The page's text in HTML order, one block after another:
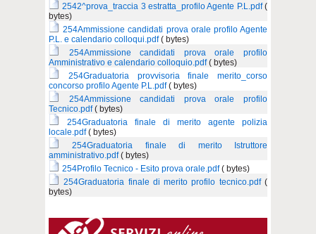
2542^prova_traccia 3 estratta_profilo Agente P.L.pdf (
bytes)
254Ammissione candidati prova orale profilo Agente
P.L. e calendario colloqui.pdf ( bytes)
254Ammissione candidati prova orale profilo
Amministrativo e calendario colloquio.pdf ( bytes)
254Graduatoria provvisoria finale merito_corso
concorso profilo Agente P.L.pdf ( bytes)
254Ammissione candidati prova orale profilo
Tecnico.pdf ( bytes)
254Graduatoria finale di merito agente polizia
locale.pdf ( bytes)
254Graduatoria finale di merito Istruttore
amministrativo.pdf ( bytes)
254Profilo Tecnico - Esito prova orale.pdf ( bytes)
254Graduatoria finale di merito profilo tecnico.pdf (
bytes)